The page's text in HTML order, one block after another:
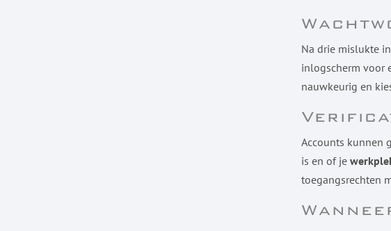
Na drie mislukte
inlogscherm voor
nauwkeurig en
Accounts kunnen
is en of je
toegangsrechten